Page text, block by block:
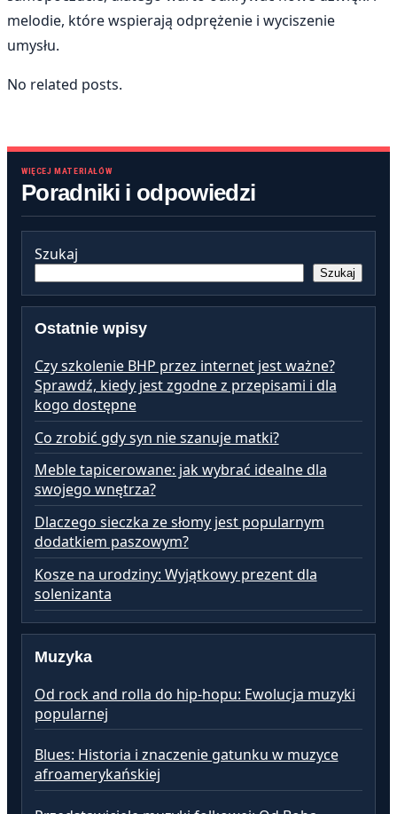
WIĘCEJ MATERIAŁÓW
Poradniki i odpowiedzi
Szukaj
Szukaj
Ostatnie wpisy
Czy szkolenie BHP przez internet jest ważne?
Sprawdź, kiedy jest zgodne z przepisami i dla
kogo dostępne
Co zrobić gdy syn nie szanuje matki?
Meble tapicerowane: jak wybrać idealne dla
swojego wnętrza?
Dlaczego sieczka ze słomy jest popularnym
dodatkiem paszowym?
Kosze na urodziny: Wyjątkowy prezent dla
solenizanta
Muzyka
Od rock and rolla do hip-hopu: Ewolucja muzyki
popularnej
Blues: Historia i znaczenie gatunku w muzyce
afroamerykańskiej
melodie, które wspierają odprężenie i wyciszenie
umysłu.
No related posts.